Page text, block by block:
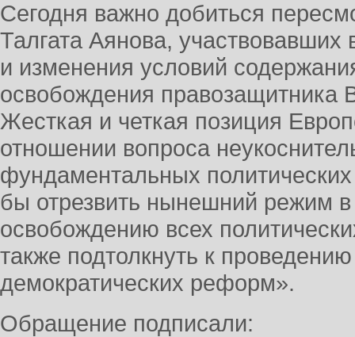
Сегодня важно добиться
Талгата Аянова, участвовавших
и изменения условий
освобождения
Жесткая и четкая позиция
отношении вопроса
фундаментальных
бы отрезвить нынешний режим в
освобождению всех
также подтолкнуть к
демократических реформ».
Обращение подписали: